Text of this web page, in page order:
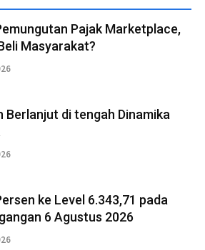
Pajak Marketplace,
Masyarakat?
Berlanjut di tengah Dinamika
ke Level 6.343,71 pada
6 Agustus 2026